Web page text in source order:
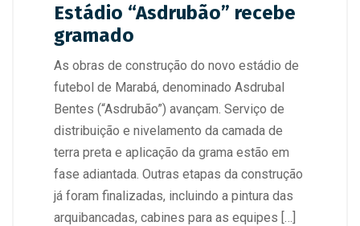
Estádio “Asdrubão” recebe
gramado
As obras de construção do novo estádio de
futebol de Marabá, denominado Asdrubal
Bentes (“Asdrubão”) avançam. Serviço de
distribuição e nivelamento da camada de
terra preta e aplicação da grama estão em
fase adiantada. Outras etapas da construção
já foram finalizadas, incluindo a pintura das
arquibancadas, cabines para as equipes […]